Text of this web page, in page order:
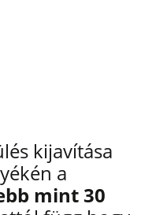
kijavítása
a
mint 30